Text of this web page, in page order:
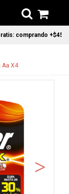
comprando
Aa X4